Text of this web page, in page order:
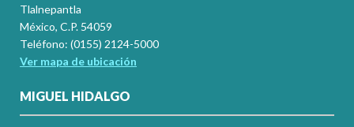
Tlalnepantla
México, C.P. 54059
Teléfono: (0155) 2124-5000
Ver mapa de ubicación
MIGUEL HIDALGO